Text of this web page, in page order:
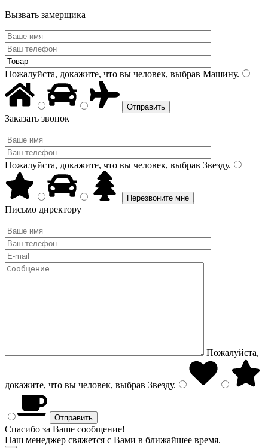
Вызвать замерщика
Пожалуйста, докажите, что вы человек, выбрав Машину.
Заказать звонок
Пожалуйста, докажите, что вы человек, выбрав Звезду.
Письмо директору
Пожалуйста,
докажите, что вы человек, выбрав Звезду.
Спасибо за Ваше сообщение!
Наш менеджер свяжется с Вами в ближайшее время.